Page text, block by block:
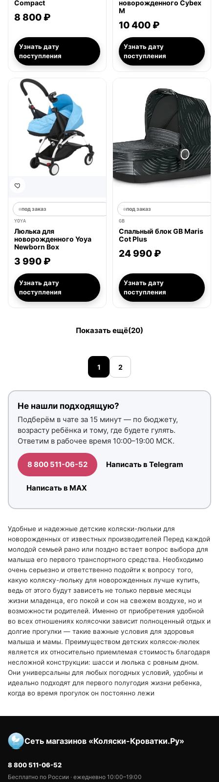
Compact
8 800 ₽
Узнать дату
поступления
новорожденного Cybex
M
10 400 ₽
Узнать дату
поступления
под заказ
YOYA
Люлька для
новорожденного Yoya
Newborn Box
3 990 ₽
Узнать дату
поступления
под заказ
GB
Спальный блок GB Maris
Cot Plus
24 990 ₽
Узнать дату
поступления
Показать ещё(20)
1 2
Не нашли подходящую?
Подберём в чате за 15 минут — по бюджету,
возрасту ребёнка и тому, где будете гулять.
Ответим в рабочее время 10:00–19:00 МСК.
8 800 511-06-52 Написать в Telegram
Написать в MAX
Удобные и надежные детские коляски-люльки для
новорожденных от известных производителей Перед каждой
молодой семьей рано или поздно встает вопрос выбора для
малыша его первого транспортного средства. Необходимо
очень серьезно и ответственно подойти к вопросу того,
какую коляску-люльку для новорожденных лучше купить,
ведь от этого будут зависеть не только первые месяцы
жизни младенца, его покой и сон на свежем воздухе, но и
возможности родителей. Именно от приобретения удобной
во всех отношениях колясочки зависит полноценный отдых и
долгие прогулки — такие важные условия для здоровья
малыша и мамы. Преимуществом детских колясок-люлек
является их относительно приемлемая стоимость благодаря
несложной конструкции: шасси и люлька с ровным дном.
Они универсальны для любых погодных условий, удобны и
идеально подходят для первого полугодия жизни ребенка,
когда во время прогулок он постоянно лежи
Сеть магазинов «Коляски-Кроватки.Ру»
8 800 511-06-52
Бесплатно по России · ежедневно 10:00–19:00